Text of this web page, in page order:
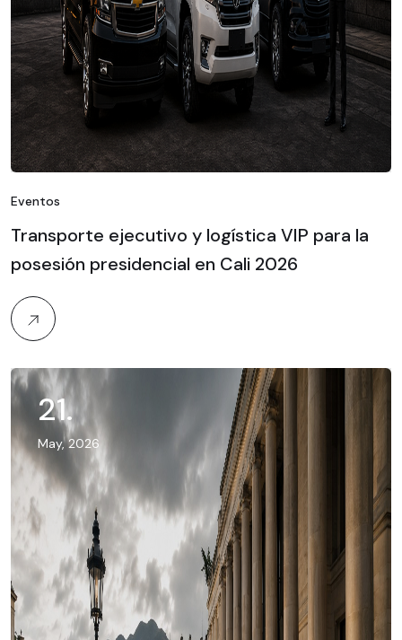
Eventos
Transporte ejecutivo y logística VIP para la
posesión presidencial en Cali 2026
21.
May, 2026